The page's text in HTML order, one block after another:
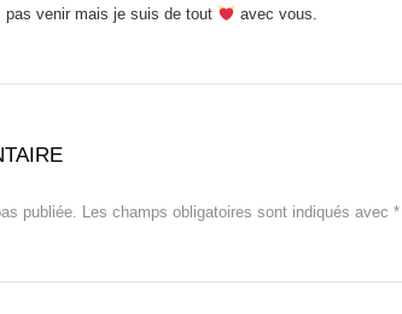
pas venir mais je suis de tout
avec vous.
publiée. Les champs obligatoires sont indiqués avec *